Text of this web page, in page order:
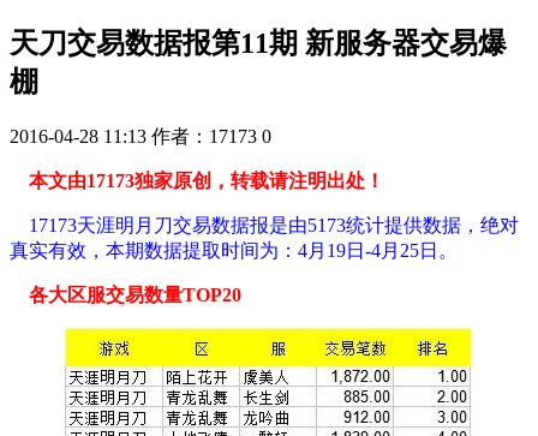
天刀交易数据报第11期 新服务器交易爆
棚
2016-04-28 11:13 作者：17173 0
本文由17173独家原创，转载请注明出处！
17173天涯明月刀交易数据报是由5173统计提供数据，绝对
真实有效，本期数据提取时间为：4月19日-4月25日。
各大区服交易数量TOP20